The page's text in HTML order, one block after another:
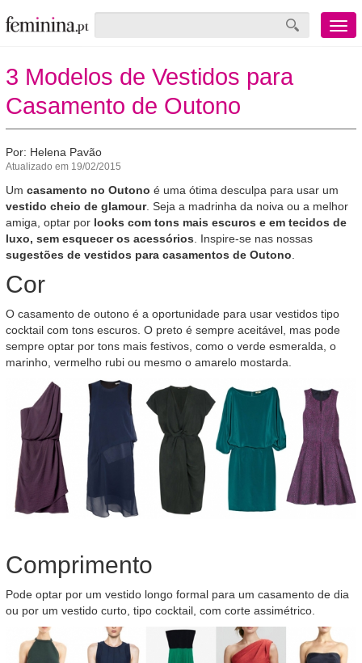
Menu
mobile
3 Modelos de Vestidos para
Casamento de Outono
Por: Helena Pavão
Atualizado em 19/02/2015
Um casamento no Outono é uma ótima desculpa para usar um
vestido cheio de glamour. Seja a madrinha da noiva ou a melhor
amiga, optar por looks com tons mais escuros e em tecidos de
luxo, sem esquecer os acessórios . Inspire-se nas nossas
sugestões de vestidos para casamentos de Outono
Cor
O casamento de outono é a oportunidade para usar vestidos tipo
cocktail com tons escuros. O preto é sempre aceitável, mas pode
sempre optar por tons mais festivos, como o verde esmeralda, o
marinho, vermelho rubi ou mesmo o amarelo mostarda.
Comprimento
Pode optar por um vestido longo formal para um casamento de dia
ou por um vestido curto, tipo cocktail, com corte assimétrico.